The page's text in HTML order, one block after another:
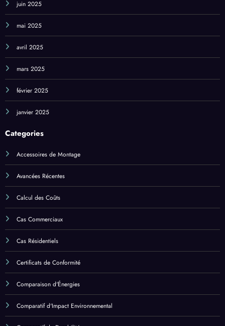
octobre 2025
juin 2025
mai 2025
avril 2025
mars 2025
Categories
Accessoires de Montage
Avancées Récentes
Calcul des Coûts
Cas Commerciaux
Cas Résidentiels
Certificats de Conformité
Comparaison d'Énergies